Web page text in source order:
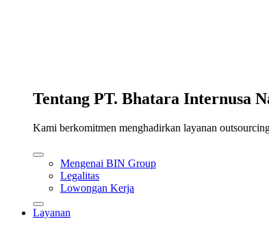
Tentang PT. Bhatara Internusa
Kami berkomitmen menghadirkan layanan
Mengenai BIN Group
Legalitas
Lowongan Kerja
Layanan